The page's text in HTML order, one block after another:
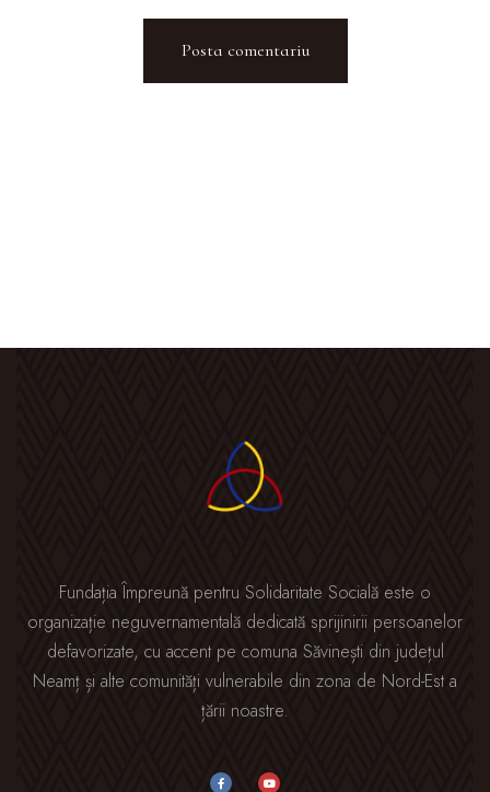
Fundația Împreună pentru Solidaritate Socială este o
organizație neguvernamentală dedicată sprijinirii persoanelor
defavorizate, cu accent pe comuna Săvinești din județul
Neamț și alte comunități vulnerabile din zona de Nord-Est a
țării noastre.